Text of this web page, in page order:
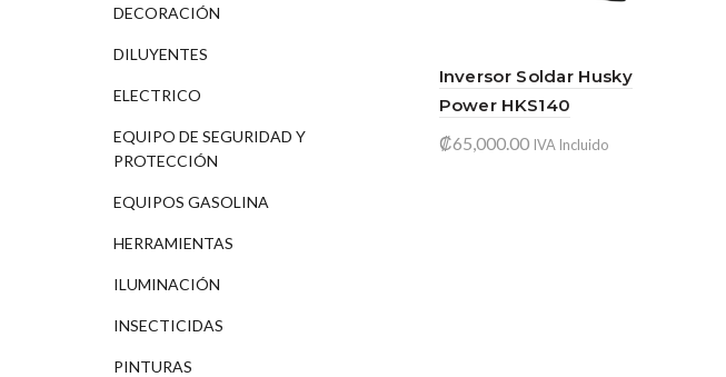
Inversor Soldar Husky
Power HKS140
₡65,000.00 IVA Incluido
DECORACIÓN
DILUYENTES
ELECTRICO
EQUIPO DE SEGURIDAD Y
PROTECCIÓN
EQUIPOS GASOLINA
HERRAMIENTAS
ILUMINACIÓN
INSECTICIDAS
PINTURAS